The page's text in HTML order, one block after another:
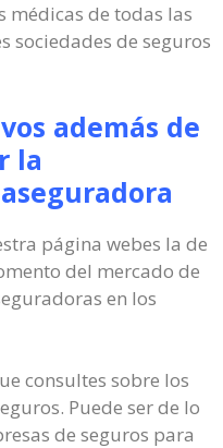
médicas de todas las
sociedades de seguros
además de
la
página webes la de
del mercado de
en los
consultes sobre los
Puede ser de lo
de seguros para